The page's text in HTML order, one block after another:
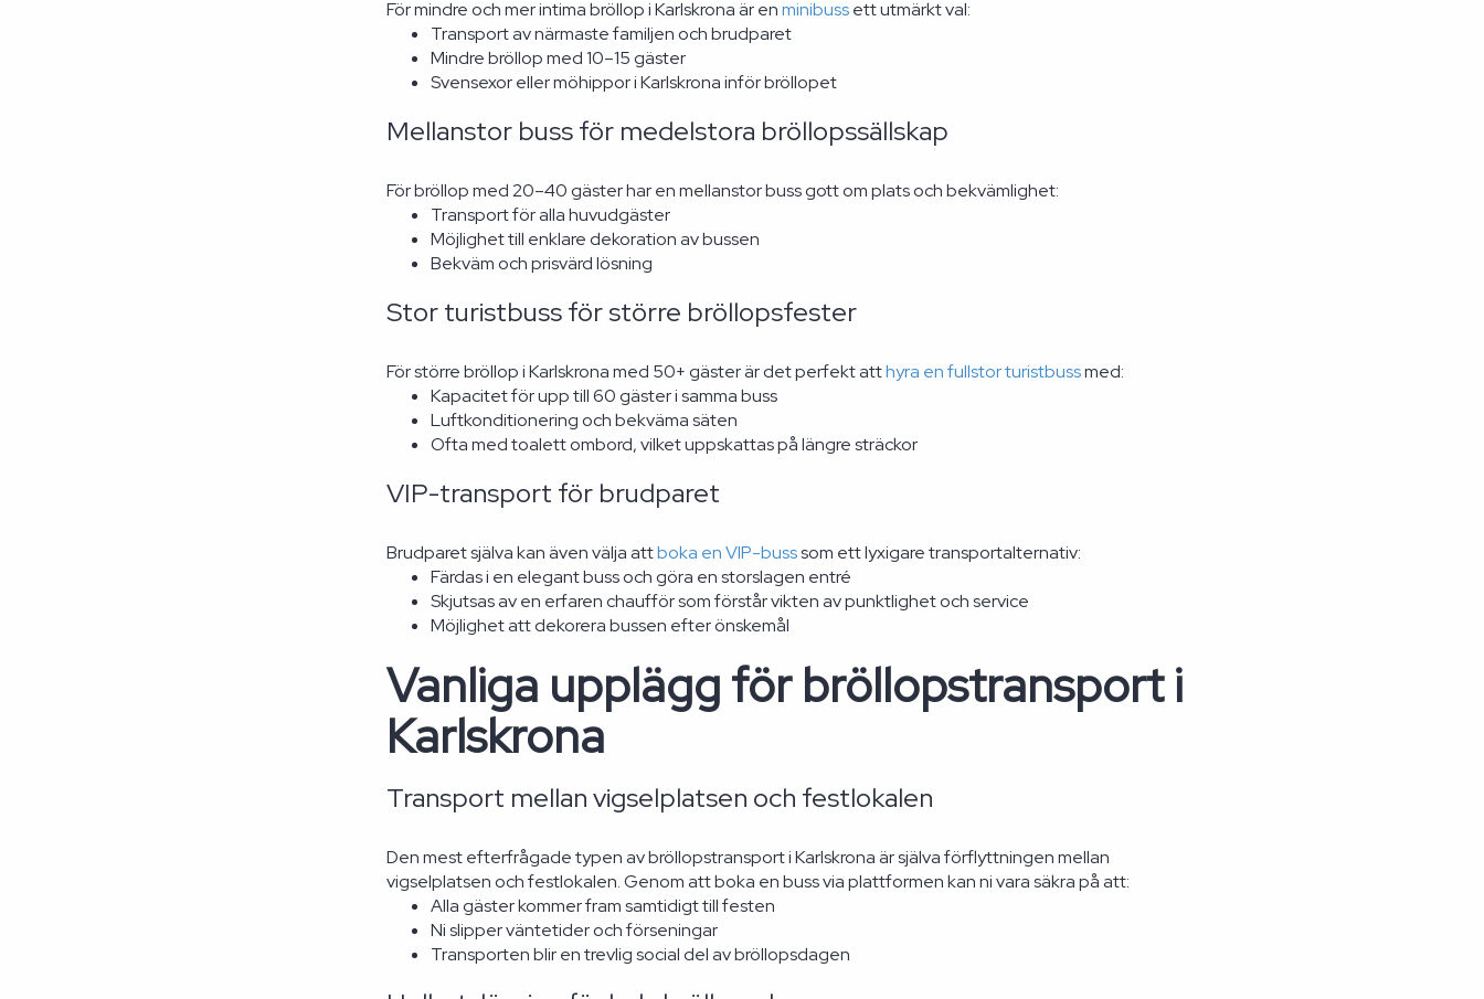
För mindre och mer intima bröllop i Karlskrona är enminibussett utmärkt val:
Transport av närmaste familjen och brudparet
Mindre bröllop med 10–15 gäster
Svensexor eller möhippor i Karlskrona inför bröllopet
Mellanstor buss för medelstora bröllopssällskap
För bröllop med 20–40 gäster har en mellanstor buss gott om plats och bekvämlighet:
Transport för alla huvudgäster
Möjlighet till enklare dekoration av bussen
Bekväm och prisvärd lösning
Stor turistbuss för större bröllopsfester
För större bröllop i Karlskrona med 50+ gäster är det perfekt atthyra en fullstor turistbussmed:
Kapacitet för upp till 60 gäster i samma buss
Luftkonditionering och bekväma säten
Ofta med toalett ombord, vilket uppskattas på längre sträckor
VIP-transport för brudparet
Brudparet själva kan även välja attboka en VIP-busssom ett lyxigare transportalternativ:
Färdas i en elegant buss och göra en storslagen entré
Skjutsas av en erfaren chaufför som förstår vikten av punktlighet och service
Möjlighet att dekorera bussen efter önskemål
Vanliga upplägg för bröllopstransport i
Karlskrona
Transport mellan vigselplatsen och festlokalen
Den mest efterfrågade typen av bröllopstransport i Karlskrona är själva förflyttningen mellan
vigselplatsen och festlokalen. Genom att boka en buss via plattformen kan ni vara säkra på att:
Alla gäster kommer fram samtidigt till festen
Ni slipper väntetider och förseningar
Transporten blir en trevlig social del av bröllopsdagen